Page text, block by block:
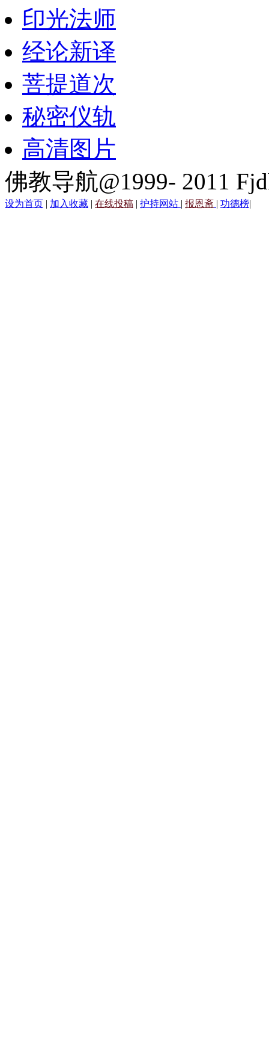
印光法师
经论新译
菩提道次
秘密仪轨
高清图片
佛教导航@1999- 2011
设为首页 | 加入收藏 | 在线投稿 | 护持网站 | 报恩斋 | 功德榜|